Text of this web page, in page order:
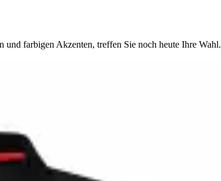
farbigen Akzenten, treffen Sie noch heute Ihre Wahl.